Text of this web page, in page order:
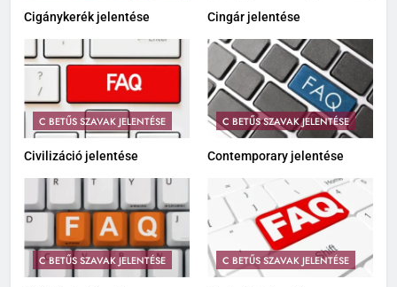
Cigánykerék jelentése Cingár jelentése
C BETŰS SZAVAK JELENTÉSE
Civilizáció jelentése
C BETŰS SZAVAK JELENTÉSE
Contemporary jelentése
C BETŰS SZAVAK JELENTÉSE C BETŰS SZAVAK JELENTÉSE